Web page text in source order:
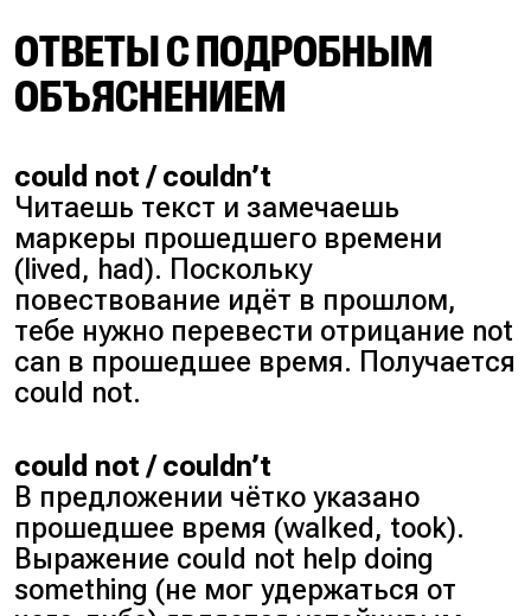
ОТВЕТЫ С ПОДРОБНЫМ
ОБЪЯСНЕНИЕМ
could not / couldn’t
Читаешь текст и замечаешь
маркеры прошедшего времени
(lived, had). Поскольку
повествование идёт в прошлом,
тебе нужно перевести отрицание not
can в прошедшее время. Получается
could not.
could not / couldn’t
В предложении чётко указано
прошедшее время (walked, took).
Выражение could not help doing
something (не мог удержаться от